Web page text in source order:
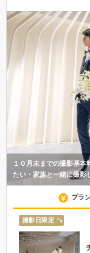
１０月末までの撮影基
たい・家族と一緒に撮
プラ
撮影日限定